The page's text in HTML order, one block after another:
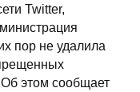
Twitter,
пор не удалила
этом сообщает